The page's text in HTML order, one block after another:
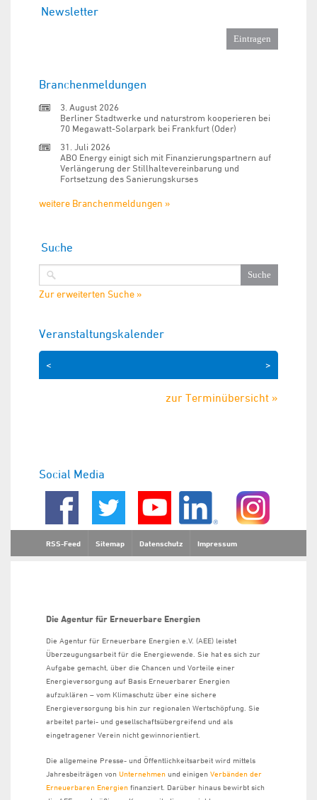
Newsletter
Branchenmeldungen
3. August 2026
Berliner Stadtwerke und naturstrom kooperieren bei
70 Megawatt-Solarpark bei Frankfurt (Oder)
31. Juli 2026
ABO Energy einigt sich mit Finanzierungspartnern auf
Verlängerung der Stillhaltevereinbarung und
Fortsetzung des Sanierungskurses
weitere Branchenmeldungen »
Suche
Zur erweiterten Suche »
Veranstaltungskalender
>
<
zur Terminübersicht »
Social Media
RSS-Feed Sitemap Datenschutz Impressum
Die Agentur für Erneuerbare Energien
Die Agentur für Erneuerbare Energien e.V. (AEE) leistet
Überzeugungsarbeit für die Energiewende. Sie hat es sich zur
Aufgabe gemacht, über die Chancen und Vorteile einer
Energieversorgung auf Basis Erneuerbarer Energien
aufzuklären – vom Klimaschutz über eine sichere
Energieversorgung bis hin zur regionalen Wertschöpfung. Sie
arbeitet partei- und gesellschaftsübergreifend und als
eingetragener Verein nicht gewinnorientiert.
Die allgemeine Presse- und Öffentlichkeitsarbeit wird mittels
Jahresbeiträgen von Unternehmen und einigen Verbänden der
Erneuerbaren Energien finanziert. Darüber hinaus bewirbt sich